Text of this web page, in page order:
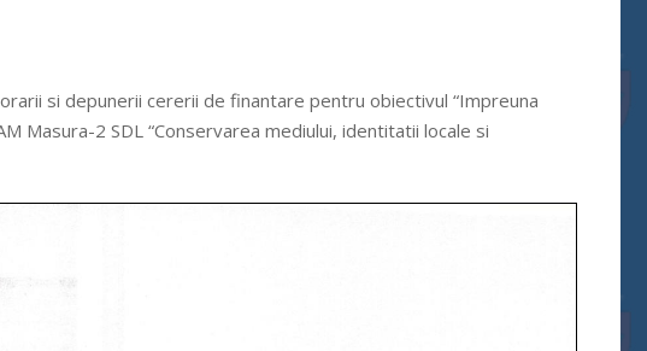
si depunerii cererii de finantare pentru obiectivul “Impreuna
Masura-2 SDL “Conservarea mediului, identitatii locale si